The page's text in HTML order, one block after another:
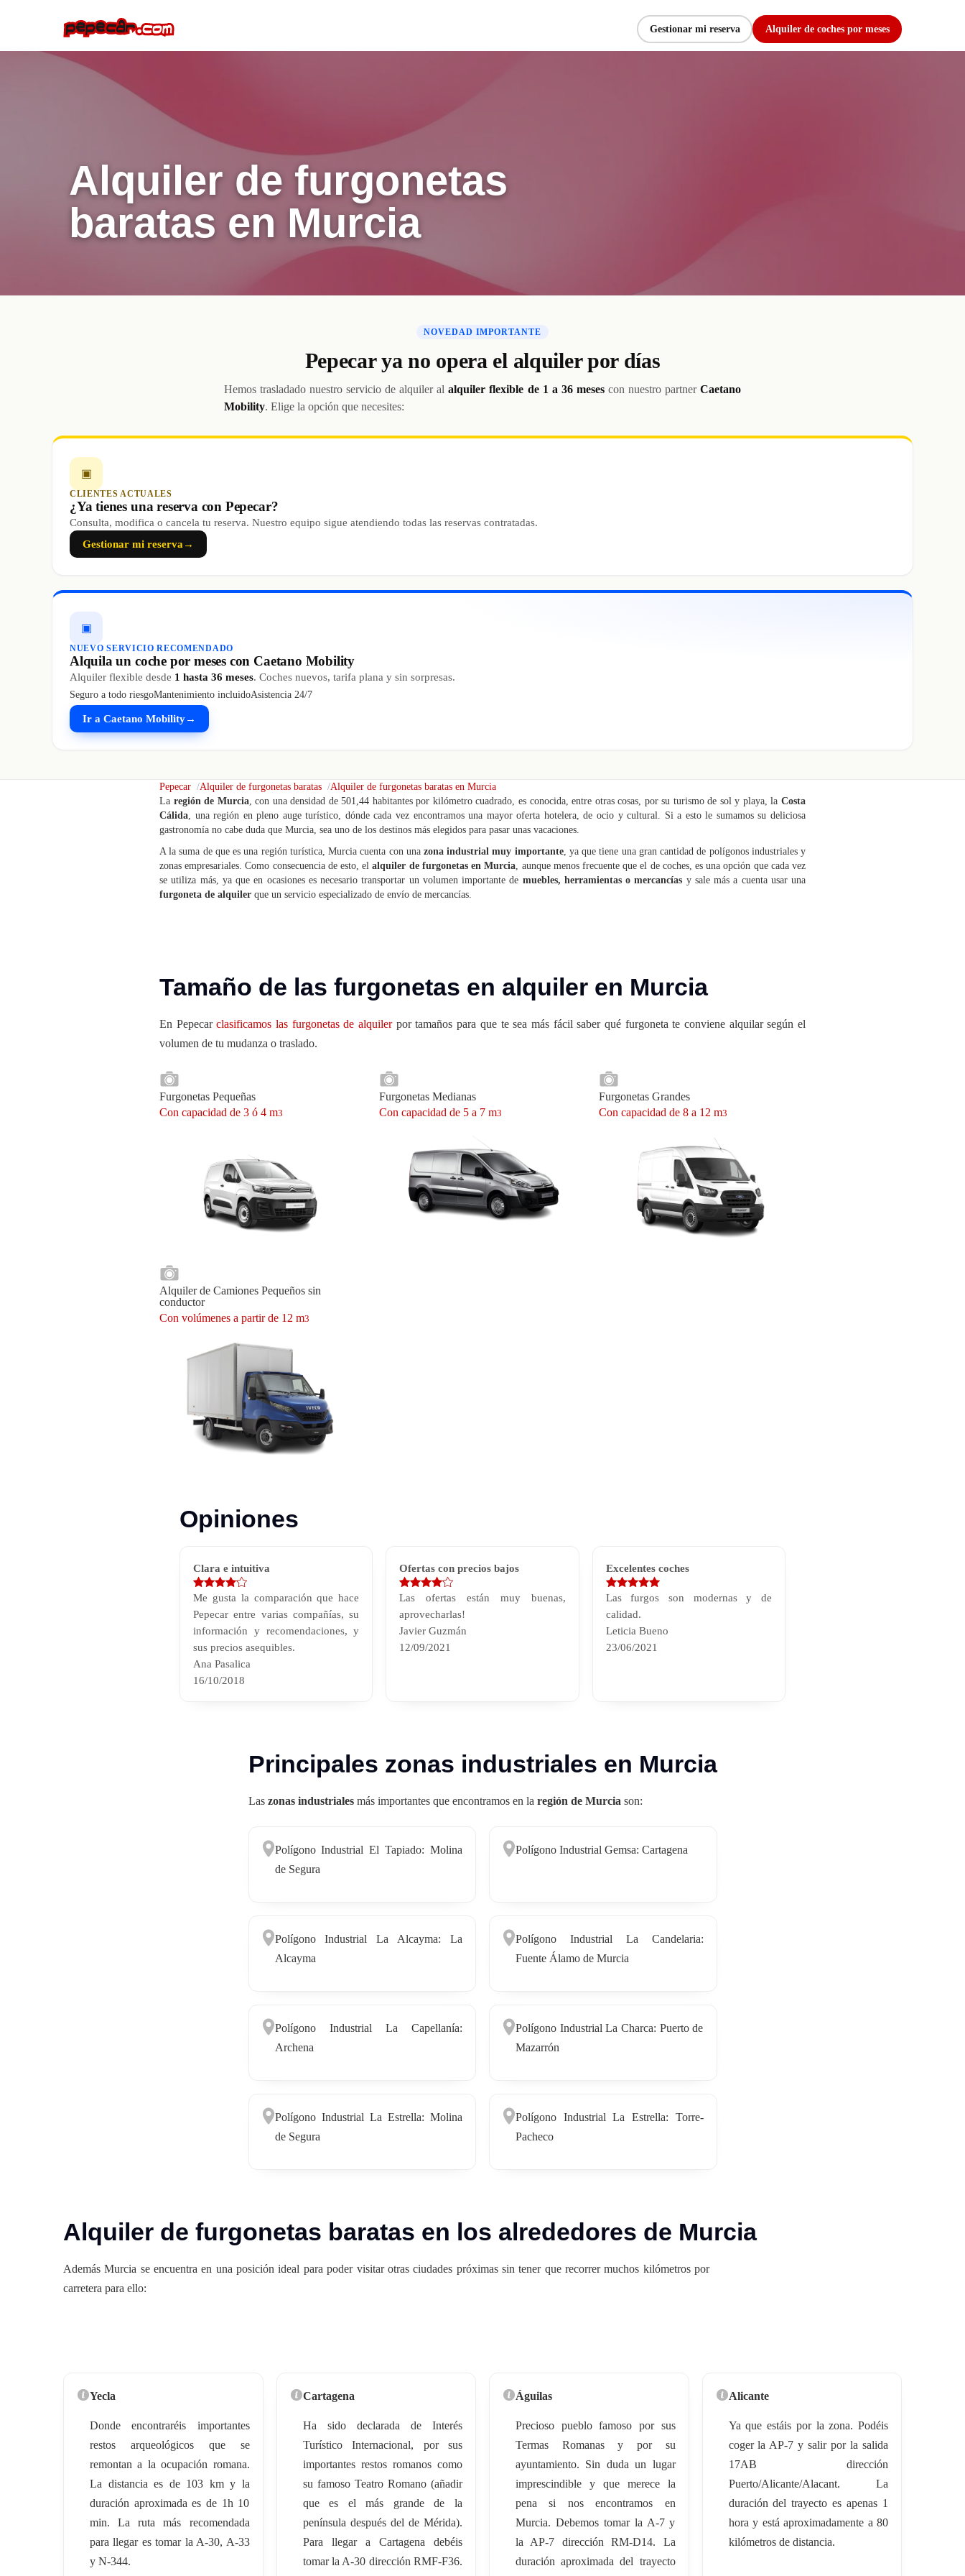
Gestionar mi reserva Alquiler de coches por meses
Alquiler de furgonetas
baratas en Murcia
NOVEDAD IMPORTANTE
Pepecar ya no opera el alquiler por días
Hemos trasladado nuestro servicio de alquiler alalquiler flexible de 1 a 36 mesescon nuestro partnerCaetano
Mobility. Elige la opción que necesites:
▣
CLIENTES ACTUALES
¿Ya tienes una reserva con Pepecar?
Consulta, modifica o cancela tu reserva. Nuestro equipo sigue atendiendo todas las reservas contratadas.
Gestionar mi reserva →
▣
NUEVO SERVICIO RECOMENDADO
Alquila un coche por meses con Caetano Mobility
Alquiler flexible desde 1 hasta 36 meses. Coches nuevos, tarifa plana y sin sorpresas.
Seguro a todo riesgoMantenimiento incluidoAsistencia 24/7
Ir a Caetano Mobility→
Pepecar Alquiler de furgonetas baratas
Alquiler de furgonetas baratas en Murcia
La región de Murcia, con una densidad de 501,44 habitantes por kilómetro cuadrado, es conocida, entre otras cosas, por su turismo de sol y playa, laCosta
Cálida, una región en pleno auge turístico, dónde cada vez encontramos una mayor oferta hotelera, de ocio y cultural. Si a esto le sumamos su deliciosa
gastronomía no cabe duda que Murcia, sea uno de los destinos más elegidos para pasar unas vacaciones.
A la suma de que es una región turística, Murcia cuenta con una zona industrial muy importante, ya que tiene una gran cantidad de polígonos industriales y
zonas empresariales. Como consecuencia de esto, elalquiler de furgonetas en Murcia, aunque menos frecuente que el de coches, es una opción que cada vez
se utiliza más, ya que en ocasiones es necesario transportar un volumen importante de muebles, herramientas o mercancías y sale más a cuenta usar una
furgoneta de alquiler que un servicio especializado de envío de mercancías.
Tamaño de las furgonetas en alquiler en Murcia
En Pepecarclasificamos las furgonetas de alquilerpor tamaños para que te sea más fácil saber qué furgoneta te conviene alquilar según el
volumen de tu mudanza o traslado.
Furgonetas Pequeñas
Con capacidad de 3 ó 4 m3
Furgonetas Medianas
Con capacidad de 5 a 7 m3
Furgonetas Grandes
Con capacidad de 8 a 12 m3
Alquiler de Camiones Pequeños sin
conductor
Con volúmenes a partir de 12 m3
Opiniones
Clara e intuitiva
Me gusta la comparación que hace
Pepecar entre varias compañías, su
información y recomendaciones, y
sus precios asequibles.
Ana Pasalica
16/10/2018
Ofertas con precios bajos
Las ofertas están muy buenas,
aprovecharlas!
Javier Guzmán
12/09/2021
Excelentes coches
Las furgos son modernas y de
calidad.
Leticia Bueno
23/06/2021
Principales zonas industriales en Murcia
Las zonas industrialesmás importantes que encontramos en la región de Murcia son:
Polígono Industrial El Tapiado: Molina
de Segura
Polígono Industrial Gemsa: Cartagena
Polígono Industrial La Alcayma: La
Alcayma
Polígono Industrial La Candelaria:
Fuente Álamo de Murcia
Polígono Industrial La Capellanía:
Archena
Polígono Industrial La Charca: Puerto de
Mazarrón
Polígono Industrial La Estrella: Molina
de Segura
Polígono Industrial La Estrella: Torre-
Pacheco
Alquiler de furgonetas baratas en los alrededores de Murcia
Además Murcia se encuentra en una posición ideal para poder visitar otras ciudades próximas sin tener que recorrer muchos kilómetros por
carretera para ello:
Yecla
Donde encontraréis importantes
restos arqueológicos que se
remontan a la ocupación romana.
La distancia es de 103 km y la
duración aproximada es de 1h 10
min. La ruta más recomendada
para llegar es tomar la A-30, A-33
y N-344.
Cartagena
Ha sido declarada de Interés
Turístico Internacional, por sus
importantes restos romanos como
su famoso Teatro Romano (añadir
que es el más grande de la
península después del de Mérida).
Para llegar a Cartagena debéis
tomar la A-30 dirección RMF-F36.
Águilas
Precioso pueblo famoso por sus
Termas Romanas y por su
ayuntamiento. Sin duda un lugar
imprescindible y que merece la
pena si nos encontramos en
Murcia. Debemos tomar la A-7 y
la AP-7 dirección RM-D14. La
duración aproximada del trayecto
Alicante
Ya que estáis por la zona. Podéis
coger la AP-7 y salir por la salida
17AB dirección
Puerto/Alicante/Alacant. La
duración del trayecto es apenas 1
hora y está aproximadamente a 80
kilómetros de distancia.